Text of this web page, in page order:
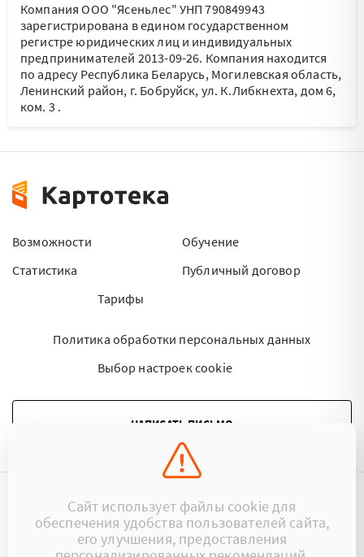
Компания ООО "Ясеньлес" УНП 790849943
зарегистрирована в едином государственном
регистре юридических лиц и индивидуальных
предпринимателей 2013-09-26. Компания находится
по адресу Республика Беларусь, Могилевская область,
Ленинский район, г. Бобруйск, ул. К.Либкнехта, дом 6,
ком. 3 .
Возможности
Статистика
Тарифы
Обучение
Публичный договор
Политика обработки персональных данных
Выбор настроек cookie
НАПИСАТЬ ПИСЬМО
©2015 - 2026 Kartoteka.by Все права защищены.
+375 (29) 17-383-17 ООО «Картотека»
Сайт использует файлы cookie для
обеспечения удобства пользователей сайта,
его улучшения, предоставления